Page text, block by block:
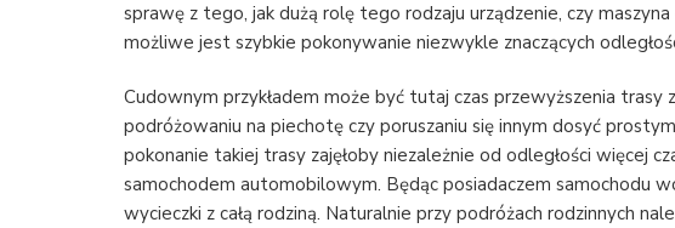
sprawę z tego, jak dużą rolę tego rodzaju urządzenie, czy
możliwe jest szybkie pokonywanie niezwykle znaczących
Cudownym przykładem może być tutaj czas przewyższenia
podróżowaniu na piechotę czy poruszaniu się innym dosyć
pokonanie takiej trasy zajęłoby niezależnie od odległości więcej
samochodem automobilowym. Będąc posiadaczem samochodu
wycieczki z całą rodziną. Naturalnie przy podróżach rodzinnych